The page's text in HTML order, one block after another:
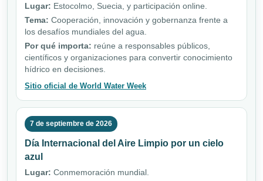
Lugar: Estocolmo, Suecia, y participación online.
Tema: Cooperación, innovación y gobernanza frente a
los desafíos mundiales del agua.
Por qué importa: reúne a responsables públicos,
científicos y organizaciones para convertir conocimiento
hídrico en decisiones.
Sitio oficial de World Water Week
7 de septiembre de 2026
Día Internacional del Aire Limpio por un cielo
azul
Lugar: Conmemoración mundial.